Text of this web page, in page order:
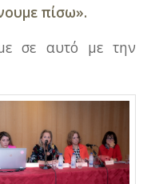
πίσω».
σε αυτό με την